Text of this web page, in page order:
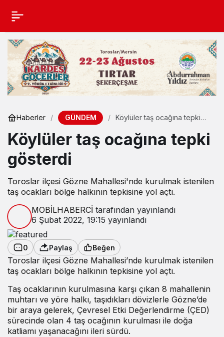
Haberler GÜNDEM
Köylüler taş ocağına tepki
Köylüler taş ocağına tepki
gösterdi
Toroslar ilçesi Gözne Mahallesi'nde kurulmak istenilen
taş ocakları bölge halkının tepkisine yol açtı.
MOBİLHABERCİ tarafından yayınlandı
6 Şubat 2022, 19:15 yayınlandı
0 Paylaş Beğen
Toroslar ilçesi Gözne Mahallesi’nde kurulmak istenilen
taş ocakları bölge halkının tepkisine yol açtı.
Taş ocaklarının kurulmasına karşı çıkan 8 mahallenin
muhtarı ve yöre halkı, taşıdıkları dövizlerle Gözne’de
bir araya gelerek, Çevresel Etki Değerlendirme (ÇED)
sürecinde olan 4 taş ocağının kurulması ile doğa
katliamı yaşanacağını ileri sürdü.